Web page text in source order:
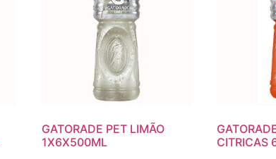
GATORADE PET LIMÃO
1X6X500ML
CITRICAS